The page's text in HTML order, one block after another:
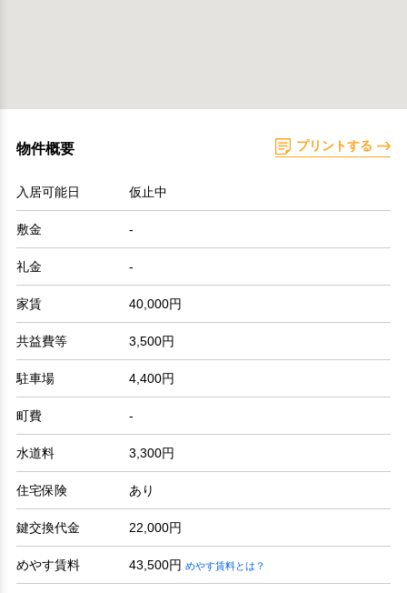
物件概要 プリントする
入居可能日 仮止中
敷金 -
礼金 -
家賃 40,000円
共益費等 3,500円
駐車場 4,400円
町費 -
水道料 3,300円
住宅保険 あり
鍵交換代金 22,000円
めやす賃料 43,500円 めやす賃料とは？